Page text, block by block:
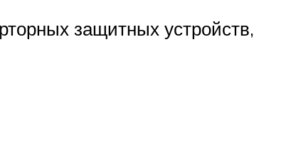
защитных устройств,